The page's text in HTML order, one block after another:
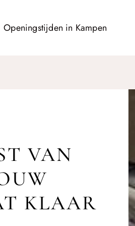
Openingstijden in Kampen
VAN
KLAAR